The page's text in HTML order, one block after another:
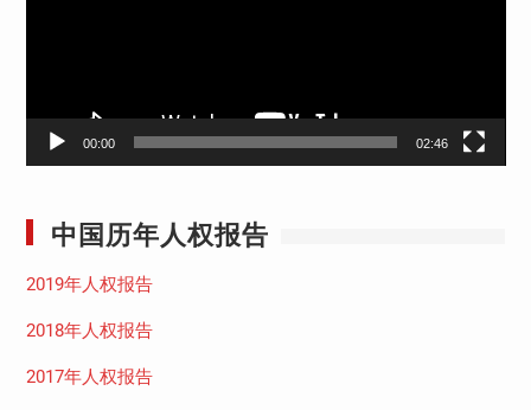
00:00 02:46
中国历年人权报告
2019年人权报告
2018年人权报告
2017年人权报告